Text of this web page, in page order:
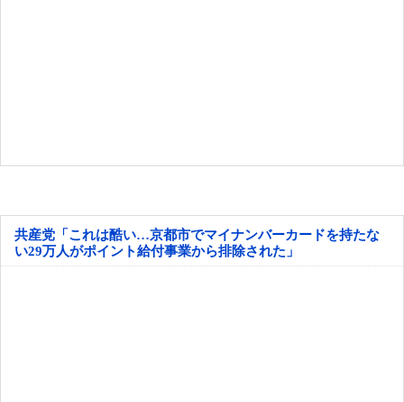
共産党「これは酷い…京都市でマイナンバーカードを持たな
い29万人がポイント給付事業から排除された」